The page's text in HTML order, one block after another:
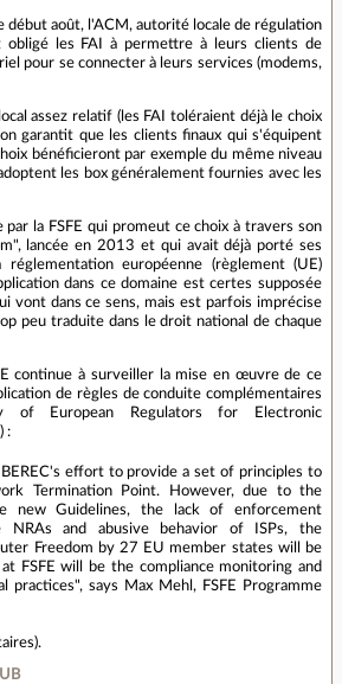
début août, l'ACM, autorité locale de régulation
obligé les FAI à permettre à leurs clients de
pour se connecter à leurs services (modems,
assez relatif (les FAI toléraient déjà le choix
garantit que les clients finaux qui s'équipent
bénéficieront par exemple du même niveau
les box généralement fournies avec les
par la FSFE qui promeut ce choix à travers son
lancée en 2013 et qui avait déjà porté ses
européenne (règlement (UE)
dans ce domaine est certes supposée
vont dans ce sens, mais est parfois imprécise
peu traduite dans le droit national de chaque
continue à surveiller la mise en œuvre de ce
de règles de conduite complémentaires
of European Regulators for Electronic
:
BEREC's effort to provide a set of principles to
Termination Point. However, due to the
new Guidelines, the lack of enforcement
NRAs and abusive behavior of ISPs, the
Freedom by 27 EU member states will be
FSFE will be the compliance monitoring and
practices", says Max Mehl, FSFE Programme
).